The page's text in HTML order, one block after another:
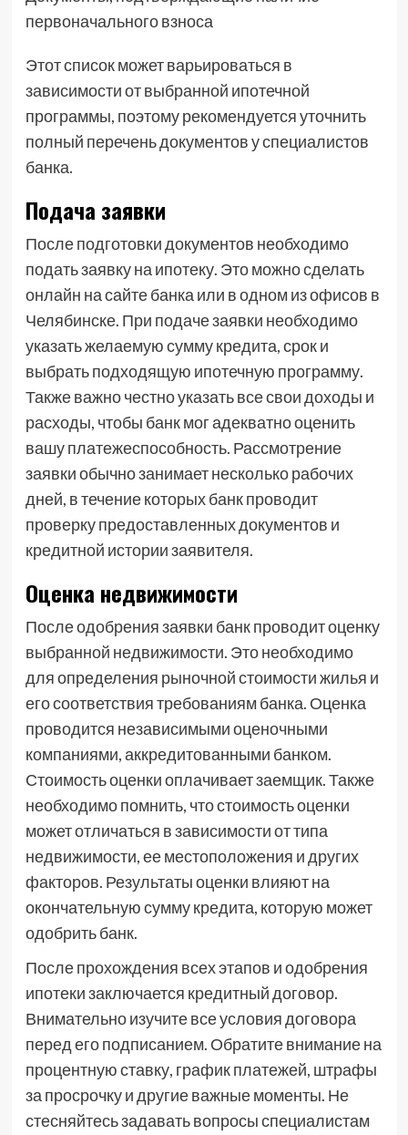
первоначального взноса
Этот список может варьироваться в
зависимости от выбранной ипотечной
программы, поэтому рекомендуется уточнить
полный перечень документов у специалистов
банка.
Подача заявки
После подготовки документов необходимо
подать заявку на ипотеку. Это можно сделать
онлайн на сайте банка или в одном из офисов в
Челябинске. При подаче заявки необходимо
указать желаемую сумму кредита, срок и
выбрать подходящую ипотечную программу.
Также важно честно указать все свои доходы и
расходы, чтобы банк мог адекватно оценить
вашу платежеспособность. Рассмотрение
заявки обычно занимает несколько рабочих
дней, в течение которых банк проводит
проверку предоставленных документов и
кредитной истории заявителя.
Оценка недвижимости
После одобрения заявки банк проводит оценку
выбранной недвижимости. Это необходимо
для определения рыночной стоимости жилья и
его соответствия требованиям банка. Оценка
проводится независимыми оценочными
компаниями, аккредитованными банком.
Стоимость оценки оплачивает заемщик. Также
необходимо помнить, что стоимость оценки
может отличаться в зависимости от типа
недвижимости, ее местоположения и других
факторов. Результаты оценки влияют на
окончательную сумму кредита, которую может
одобрить банк.
После прохождения всех этапов и одобрения
ипотеки заключается кредитный договор.
Внимательно изучите все условия договора
перед его подписанием. Обратите внимание на
процентную ставку, график платежей, штрафы
за просрочку и другие важные моменты. Не
стесняйтесь задавать вопросы специалистам